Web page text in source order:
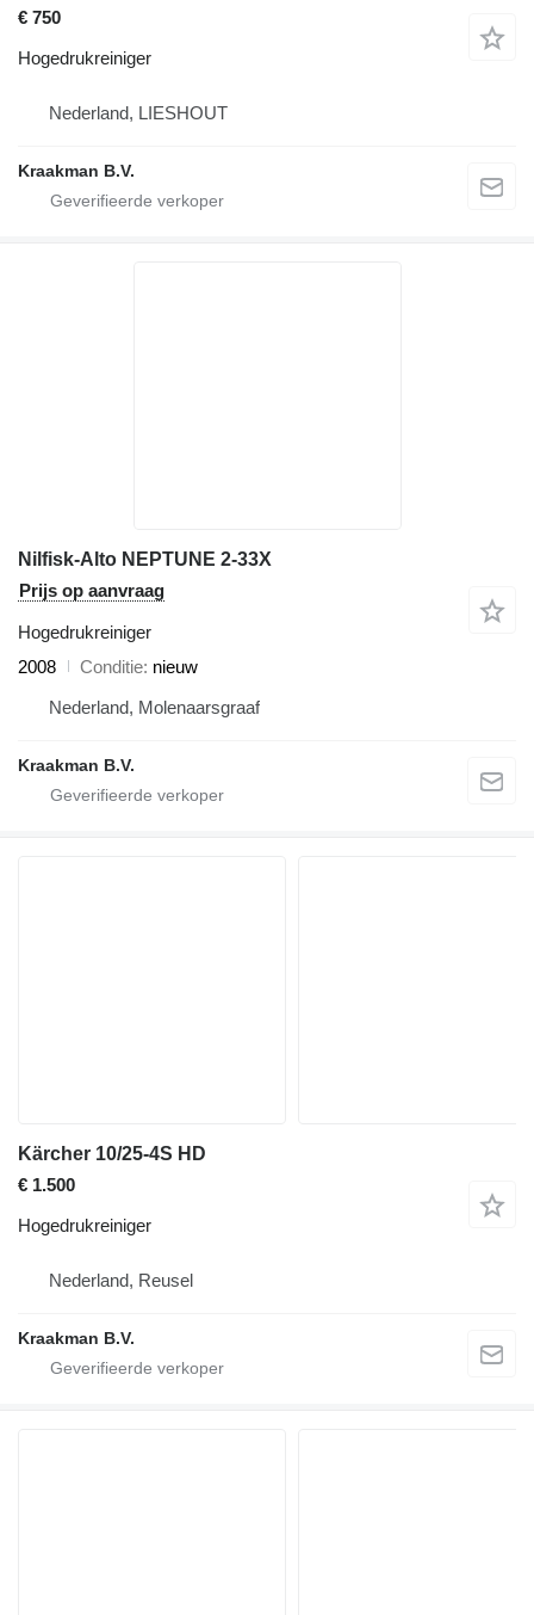
€ 750
Hogedrukreiniger
Nederland, LIESHOUT
Kraakman B.V.
Nilfisk-Alto NEPTUNE 2-33X
Prijs op aanvraag
Hogedrukreiniger
2008
Conditie nieuw
Nederland, Molenaarsgraaf
Kraakman B.V.
Kärcher 10/25-4S HD
€ 1.500
Hogedrukreiniger
Nederland, Reusel
Kraakman B.V.